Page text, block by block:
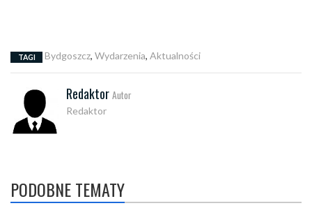
TAGI Bydgoszcz, Wydarzenia, Aktualności
Redaktor Autor
Redaktor
PODOBNE TEMATY